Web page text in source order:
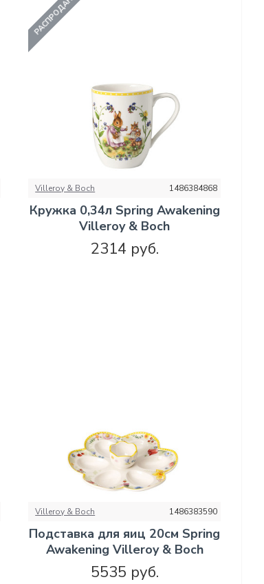
РАСПРОДАНО
Villeroy & Boch 1486384868
Кружка 0,34л Spring Awakening
Villeroy & Boch
2314 руб.
Villeroy & Boch 1486383590
Подставка для яиц 20см Spring
Awakening Villeroy & Boch
5535 руб.